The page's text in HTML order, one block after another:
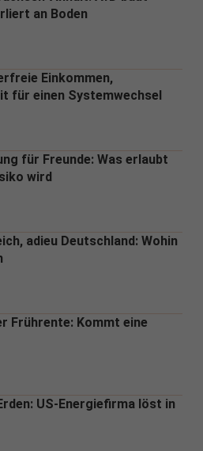
an Boden
Einkommen,
für einen Systemwechsel
für Freunde: Was erlaubt
wird
adieu Deutschland: Wohin
Frührente: Kommt eine
US-Energiefirma löst in